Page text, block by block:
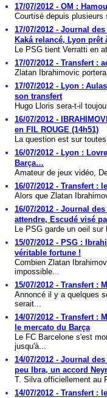
17/07/2012 - OM :
Courtisé depuis plusieurs
17/07/2012 - Journal
Kaká relancé, Lyon
Le PSG tient Verratti en
17/07/2012 - Transfert :
Zlatan Ibrahimovic
17/07/2012 - Lyon :
son transfert
Hugo Lloris sera-t-il
16/07/2012 -
en FIL ROUGE (14h51)
La question est sur
16/07/2012 - Lyon :
Barça…
Amateur de jeux vidéo,
16/07/2012 - Transfert :
Alors que Zlatan
16/07/2012 - Journal
attendre, Escudé visé
Le PSG garde un oeil
15/07/2012 - PSG :
véritable fortune !
Combien Zlatan
impossible...
15/07/2012 - Transfert :
Annoncé il y a quelques
serait...
14/07/2012 - Transfert :
le mercato du Barça
Le FC Barcelone s'est
jusqu'à...
14/07/2012 - Journal
peu Ibra, un accord
T. Silva officiellement au
14/07/2012 - Transfert :